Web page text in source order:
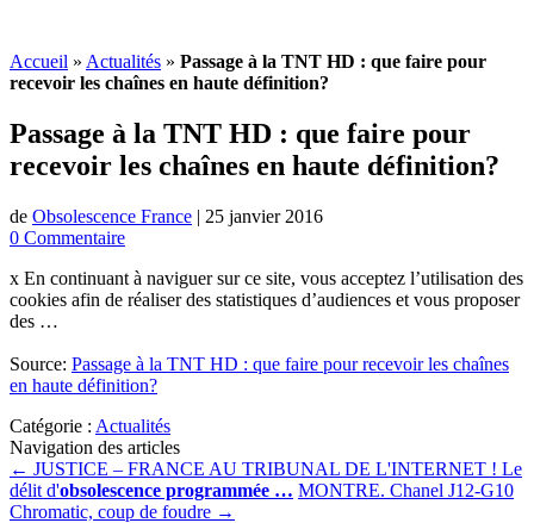
Accueil » Actualités » Passage à la TNT HD : que faire pour
recevoir les chaînes en haute définition?
Passage à la TNT HD : que faire pour
recevoir les chaînes en haute définition?
de Obsolescence France | 25 janvier 2016
0 Commentaire
x En continuant à naviguer sur ce site, vous acceptez l’utilisation des
cookies afin de réaliser des statistiques d’audiences et vous proposer
des …
Source: Passage à la TNT HD : que faire pour recevoir les chaînes
en haute définition?
Catégorie : Actualités
Navigation des articles
← JUSTICE – FRANCE AU TRIBUNAL DE L'INTERNET ! Le
délit d'obsolescence programmée … MONTRE. Chanel J12-G10
Chromatic, coup de foudre →